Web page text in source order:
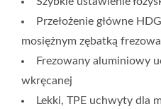
Przełożenie główne
mosiężnym zębatką
Frezowany aluminiowy
wkręcanej
Lekki, TPE uchwyty dla